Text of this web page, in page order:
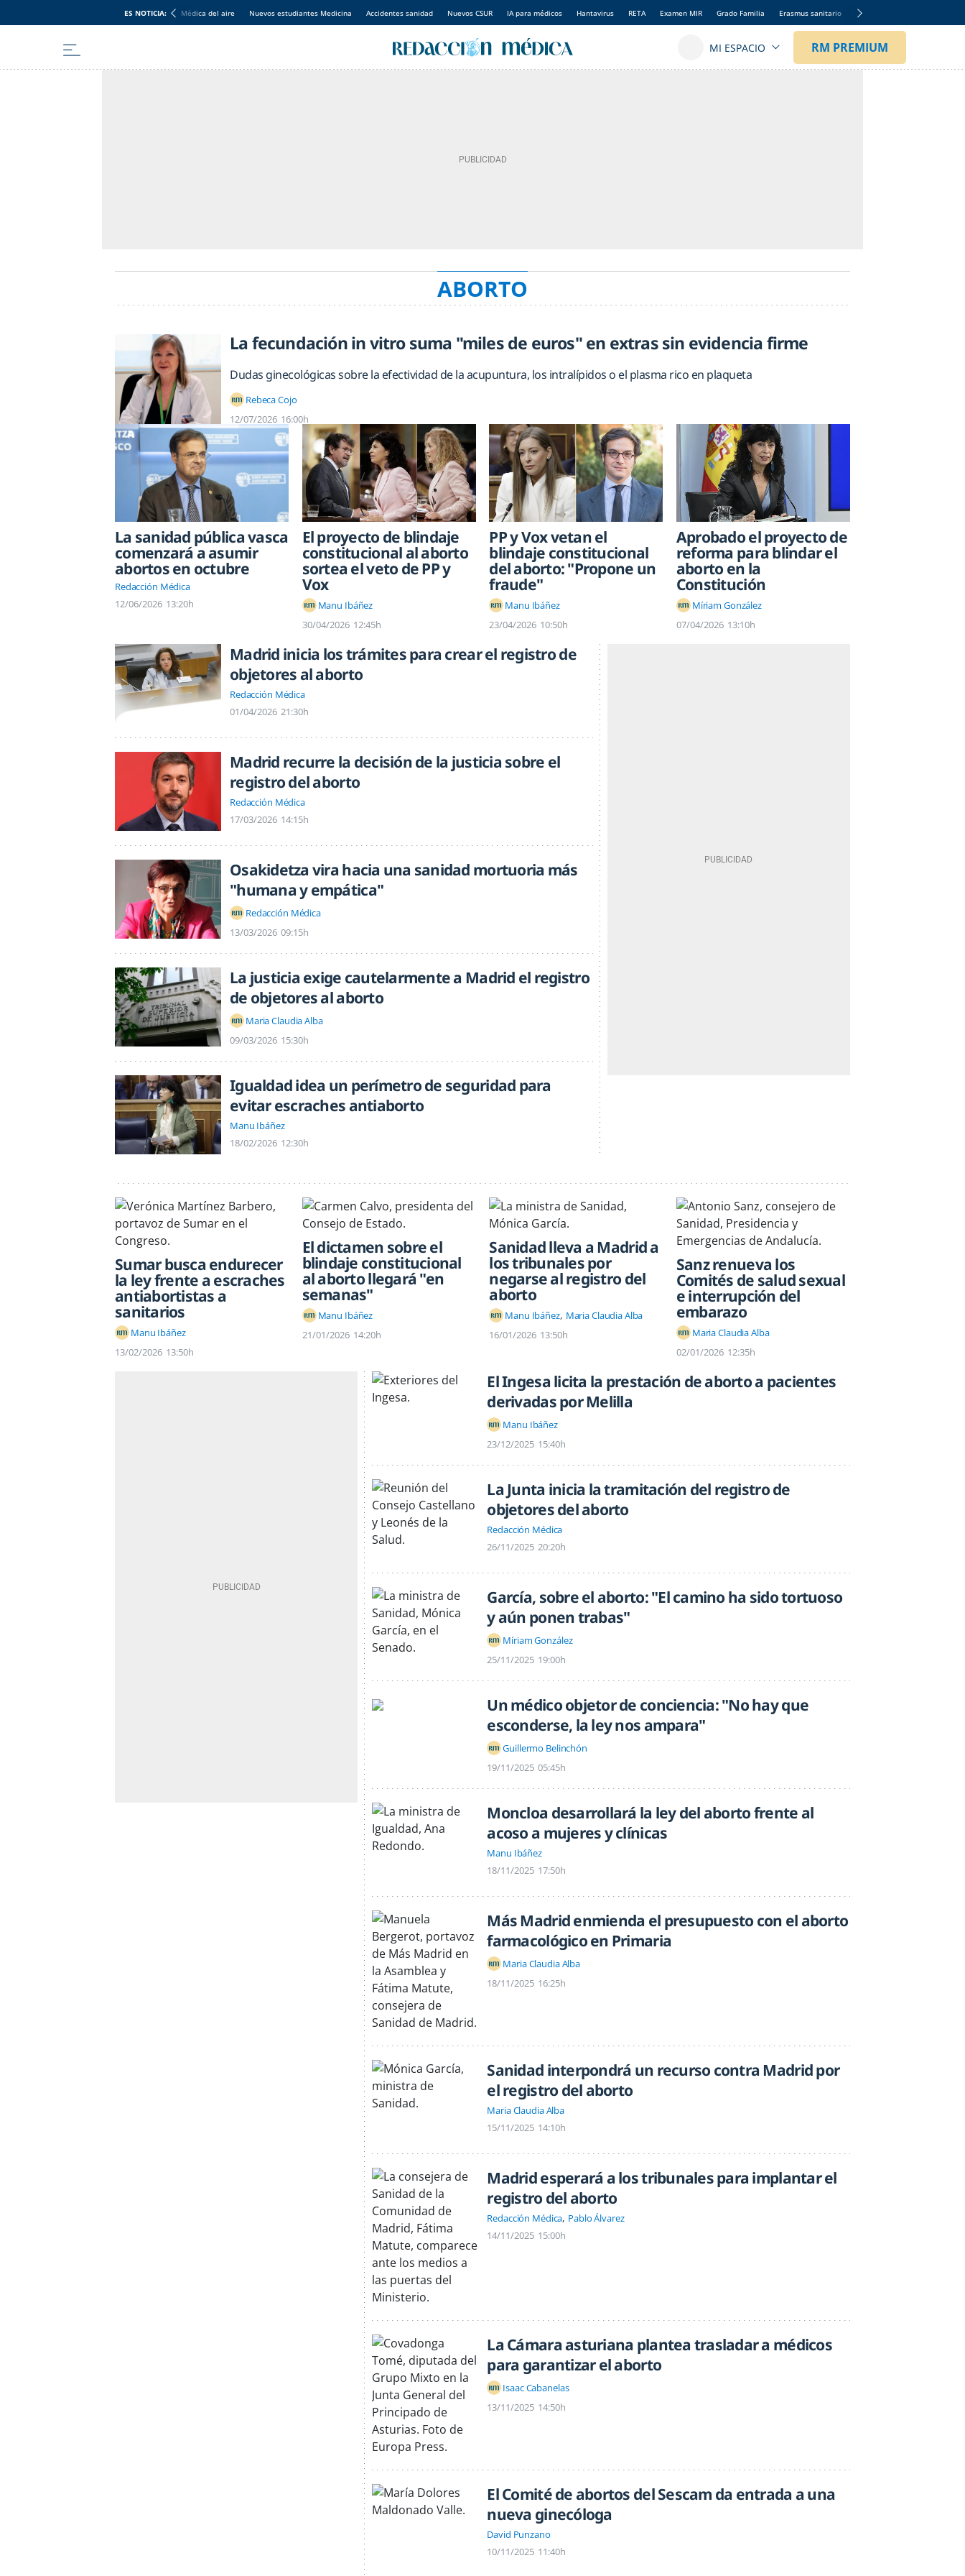
ES NOTICIA: Médica del aire Nuevos estudiantes Medicina Accidentes sanidad Nuevos CSUR IA para médicos Hantavirus RETA Examen MIR Grado Familia Erasmus sanitario
ABORTO
La fecundación in vitro suma "miles de euros" en extras sin evidencia firme
Dudas ginecológicas sobre la efectividad de la acupuntura, los intralípidos o el plasma rico en plaqueta
Rebeca Cojo
12/07/2026 16:00h
La sanidad pública vasca
comenzará a asumir
abortos en octubre
Redacción Médica
12/06/2026 13:20h
El proyecto de blindaje
constitucional al aborto
sortea el veto de PP y
Vox
Manu Ibáñez
30/04/2026 12:45h
PP y Vox vetan el
blindaje constitucional
del aborto: "Propone un
fraude"
Manu Ibáñez
23/04/2026 10:50h
Aprobado el proyecto de
reforma para blindar el
aborto en la
Constitución
Míriam González
07/04/2026 13:10h
Madrid inicia los trámites para crear el registro de
objetores al aborto
Redacción Médica
01/04/2026 21:30h
Madrid recurre la decisión de la justicia sobre el
registro del aborto
Redacción Médica
17/03/2026 14:15h
Osakidetza vira hacia una sanidad mortuoria más
"humana y empática"
Redacción Médica
13/03/2026 09:15h
La justicia exige cautelarmente a Madrid el registro
de objetores al aborto
Maria Claudia Alba
09/03/2026 15:30h
Igualdad idea un perímetro de seguridad para
evitar escraches antiaborto
Manu Ibáñez
18/02/2026 12:30h
Sumar busca endurecer
la ley frente a escraches
antiabortistas a
sanitarios
Manu Ibáñez
13/02/2026 13:50h
El dictamen sobre el
blindaje constitucional
al aborto llegará "en
semanas"
Manu Ibáñez
21/01/2026 14:20h
Sanidad lleva a Madrid a
los tribunales por
negarse al registro del
aborto
Manu Ibáñez Maria Claudia Alba
16/01/2026 13:50h
Sanz renueva los
Comités de salud sexual
e interrupción del
embarazo
Maria Claudia Alba
02/01/2026 12:35h
El Ingesa licita la prestación de aborto a pacientes
derivadas por Melilla
Manu Ibáñez
23/12/2025 15:40h
La Junta inicia la tramitación del registro de
objetores del aborto
Redacción Médica
26/11/2025 20:20h
García, sobre el aborto: "El camino ha sido tortuoso
y aún ponen trabas"
Míriam González
25/11/2025 19:00h
Un médico objetor de conciencia: "No hay que
esconderse, la ley nos ampara"
Guillermo Belinchón
19/11/2025 05:45h
Moncloa desarrollará la ley del aborto frente al
acoso a mujeres y clínicas
Manu Ibáñez
18/11/2025 17:50h
Más Madrid enmienda el presupuesto con el aborto
farmacológico en Primaria
Maria Claudia Alba
18/11/2025 16:25h
Sanidad interpondrá un recurso contra Madrid por
el registro del aborto
Maria Claudia Alba
15/11/2025 14:10h
Madrid esperará a los tribunales para implantar el
registro del aborto
Redacción Médica Pablo Álvarez
14/11/2025 15:00h
La Cámara asturiana plantea trasladar a médicos
para garantizar el aborto
Isaac Cabanelas
13/11/2025 14:50h
El Comité de abortos del Sescam da entrada a una
nueva ginecóloga
David Punzano
10/11/2025 11:40h